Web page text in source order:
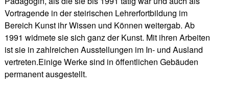
Vortragende in der steirischen Lehrerfortbildung im
Bereich Kunst ihr Wissen und Können weitergab. Ab
1991 widmete sie sich ganz der Kunst. Mit ihren Arbeiten
ist sie in zahlreichen Ausstellungen im In- und Ausland
vertreten.Einige Werke sind in öffentlichen Gebäuden
permanent ausgestellt.